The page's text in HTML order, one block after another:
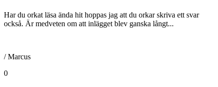
Har du orkat läsa ända hit hoppas jag att du orkar skriva ett svar
också. Är medveten om att inlägget blev ganska långt...
/ Marcus
0